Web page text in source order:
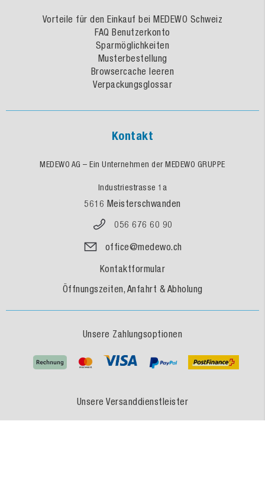
Vorteile für den Einkauf bei MEDEWO Schweiz
FAQ Benutzerkonto
Sparmöglichkeiten
Musterbestellung
Browsercache leeren
Verpackungsglossar
Kontakt
MEDEWO AG – Ein Unternehmen der MEDEWO GRUPPE
Industriestrasse 1a
5616 Meisterschwanden
056 676 60 90
office@medewo.ch
Kontaktformular
Öffnungszeiten, Anfahrt & Abholung
Unsere Zahlungsoptionen
Unsere Versanddienstleister